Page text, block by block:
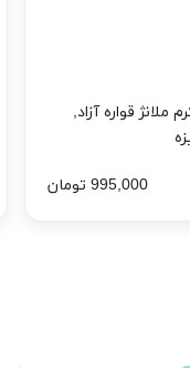
قواره آزاد,
995,000 تومان